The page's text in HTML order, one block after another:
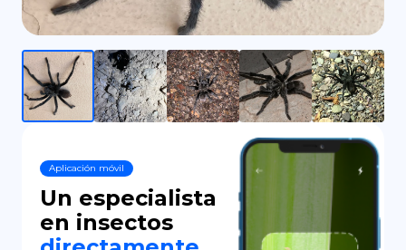
Aplicación móvil
Un especialista
en insectos